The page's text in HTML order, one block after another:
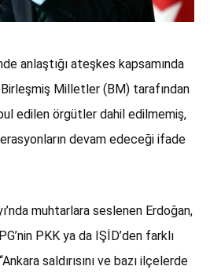
anlaştığı ateşkes kapsamında
Milletler (BM) tarafından
edilen örgütler dahil edilmemiş,
devam edeceği ifade
muhtarlara seslenen Erdoğan,
PKK ya da IŞİD’den farklı
saldırısını ve bazı ilçelerde